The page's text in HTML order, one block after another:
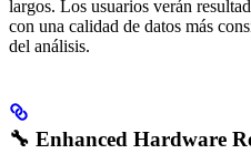
largos. Los usuarios verán
con una calidad de datos más
del análisis.
🔧 Enhanced Hardware